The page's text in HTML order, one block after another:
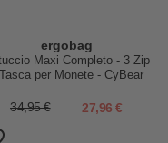
ergobag
Maxi Completo - 3 Zip
per Monete - CyBear
34,95 € 27,96 €